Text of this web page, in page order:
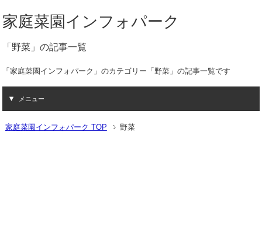
家庭菜園インフォパーク
「野菜」の記事一覧
「家庭菜園インフォパーク」のカテゴリー「野菜」の記事一覧です
メニュー
家庭菜園インフォパーク TOP 野菜